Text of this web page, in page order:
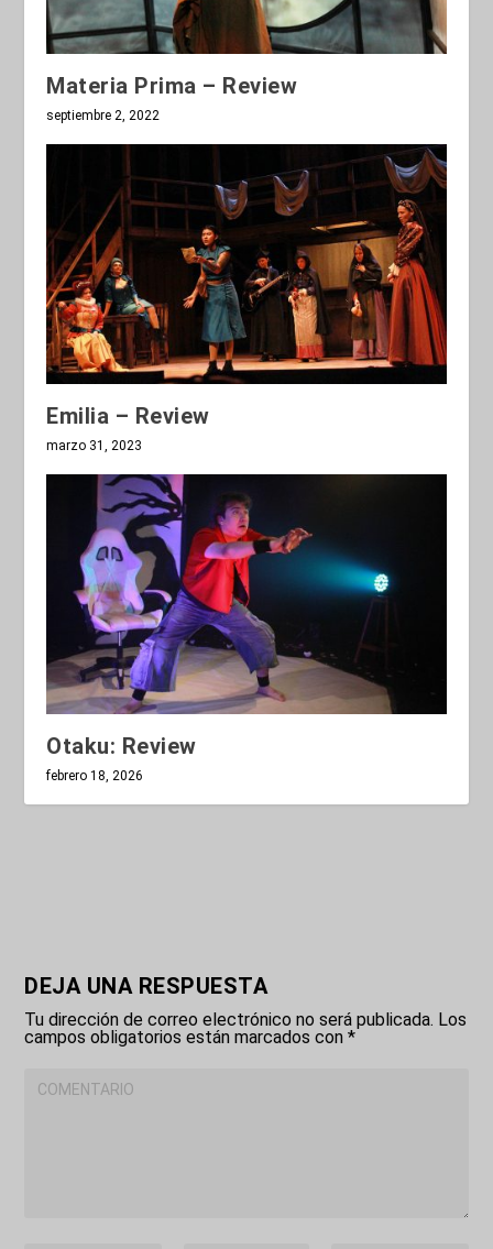
Materia Prima – Review
septiembre 2, 2022
Emilia – Review
marzo 31, 2023
Otaku: Review
febrero 18, 2026
DEJA UNA RESPUESTA
Tu dirección de correo electrónico no será publicada. Los
campos obligatorios están marcados con*